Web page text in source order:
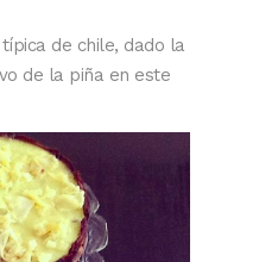
de chile, dado la
de la piña en este